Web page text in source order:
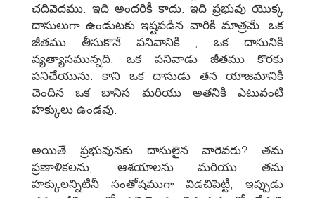
చదివెదము. ఇది అందరికీ కాదు. ఇది ప్రభువు యొక్క
దాసులుగా ఉండుటకు ఇష్టపడిన వారికి మాత్రమే. ఒక
జీతము తీసుకొనే పనివానికి , ఒక దాసునికి
వ్యత్యాసమున్నది. ఒక పనివాడు జీతము కొరకు
పనిచేయును. కాని ఒక దాసుడు తన యాజమానికి
చెందిన ఒక బానిస మరియు అతనికి ఎటువంటి
హక్కులు ఉండవు.
అయితే ప్రభువునకు దాసులైన వారెవరు? తమ
ప్రణాళికలను, ఆశయాలను మరియు తమ
హక్కులన్నిటినీ సంతోషముగా విడచిపెట్టి, ఇప్పుడు